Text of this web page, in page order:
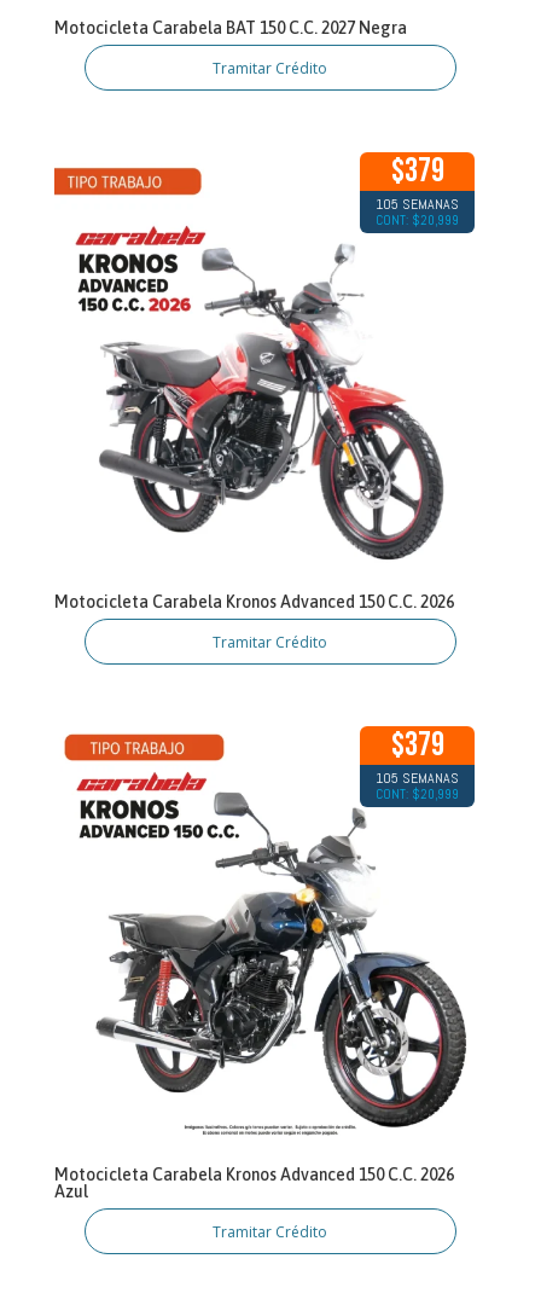
Motocicleta Carabela BAT 150 C.C. 2027 Negra
Tramitar Crédito
$379
105 SEMANAS
CONT: $20,999
Motocicleta Carabela Kronos Advanced 150 C.C. 2026
Tramitar Crédito
$379
105 SEMANAS
CONT: $20,999
Motocicleta Carabela Kronos Advanced 150 C.C. 2026
Azul
Tramitar Crédito